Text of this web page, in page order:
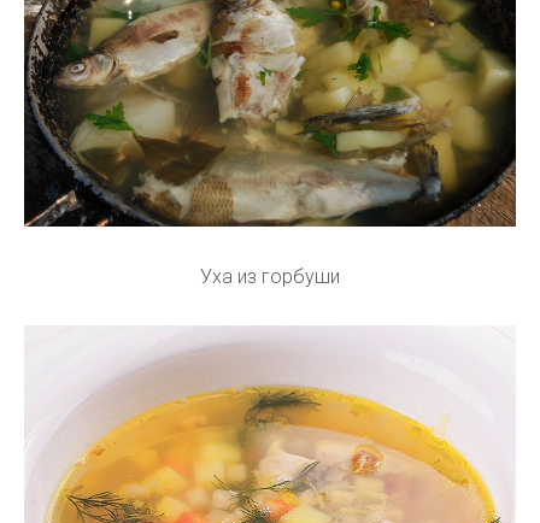
Уха из горбуши